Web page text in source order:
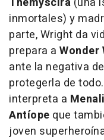
inmortales) y
parte, Wright da
prepara a Wonder
ante la negativa
protegerla de
interpreta a
Antíope que
joven